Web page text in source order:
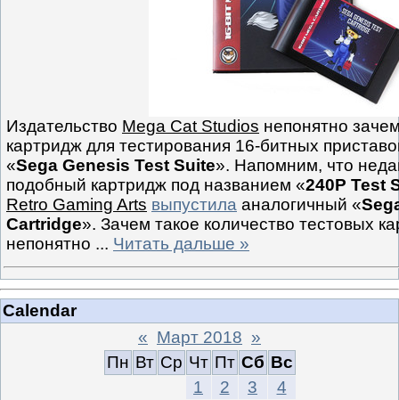
Издательство Mega Cat Studios непонятно
картридж для тестирования 16-битных
«Sega Genesis Test Suite». Напомним, что
подобный картридж под названием «240P Test
Retro Gaming Arts выпустила аналогичный «
Cartridge». Зачем такое количество тестовых
непонятно ... Читать дальше »
Calendar
« Март 2018 »
Пн Вт Ср Чт Пт Сб Вс
1
2 3
4